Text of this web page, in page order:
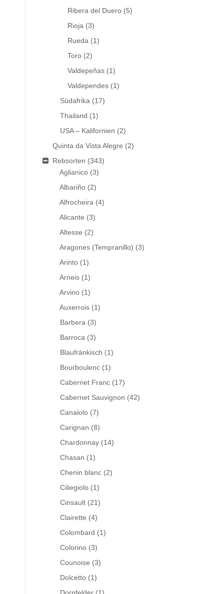
Ribera del Duero (5)
Rioja (3)
Rueda (1)
Toro (2)
Valdepeñas (1)
Valdependes (1)
Südafrika (17)
Thailand (1)
USA – Kalifornien (2)
Quinta da Vista Alegre (2)
Rebsorten (343)
Aglianico (3)
Albariño (2)
Alfrocheira (4)
Alicante (3)
Altesse (2)
Aragones (Tempranillo) (3)
Arinto (1)
Arneis (1)
Arvino (1)
Auxerrois (1)
Barbera (3)
Barroca (3)
Blaufränkisch (1)
Bourboulenc (1)
Cabernet Franc (17)
Cabernet Sauvignon (42)
Canaiolo (7)
Carignan (8)
Chardonnay (14)
Chasan (1)
Chenin blanc (2)
Ciliegiolo (1)
Cinsault (21)
Clairette (4)
Colombard (1)
Colorino (3)
Counoise (3)
Dolcetto (1)